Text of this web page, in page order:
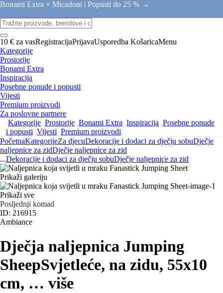
Bonami Extra × Micadoni | Popusti do 25 % →
10 € za vasRegistracijaPrijavaUsporedba KošaricaMenu
Kategorije
Prostorije
Bonami Extra
Inspiracija
Posebne ponude i popusti
Vijesti
Premium proizvodi
Za poslovne partnere
Kategorije Prostorije Bonami Extra Inspiracija Posebne ponude
i popusti Vijesti Premium proizvodi
PočetnaKategorijeZa djecuDekoracije i dodaci za dječju sobuDječje
naljepnice za zidDječje naljepnice za zid
...Dekoracije i dodaci za dječju sobuDječje naljepnice za zid
Prikaži galeriju
Prikaži sve
Posljednji komad
ID: 216915
Ambiance
Dječja naljepnica Jumping
SheepSvjetleće, na zidu, 55x10
cm, … više